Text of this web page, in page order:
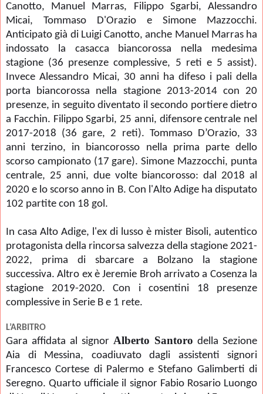
Canotto, Manuel Marras, Filippo Sgarbi, Alessandro
Micai, Tommaso D'Orazio e Simone Mazzocchi.
Anticipato già di Luigi Canotto, anche Manuel Marras ha
indossato la casacca biancorossa nella medesima
stagione (36 presenze complessive, 5 reti e 5 assist).
Invece Alessandro Micai, 30 anni ha difeso i pali della
porta biancorossa nella stagione 2013-2014 con 20
presenze, in seguito diventato il secondo portiere dietro
a Facchin. Filippo Sgarbi, 25 anni, difensore centrale nel
2017-2018 (36 gare, 2 reti). Tommaso D’Orazio, 33
anni terzino, in biancorosso nella prima parte dello
scorso campionato (17 gare). Simone Mazzocchi, punta
centrale, 25 anni, due volte biancorosso: dal 2018 al
2020 e lo scorso anno in B. Con l'Alto Adige ha disputato
102 partite con 18 gol.
In casa Alto Adige, l'ex di lusso è mister Bisoli, autentico
protagonista della rincorsa salvezza della stagione 2021-
2022, prima di sbarcare a Bolzano la stagione
successiva. Altro ex è Jeremie Broh arrivato a Cosenza la
stagione 2019-2020. Con i cosentini 18 presenze
complessive in Serie B e 1 rete.
L’ARBITRO
Gara affidata al signor Alberto Santoro della Sezione
Aia di Messina, coadiuvato dagli assistenti signori
Francesco Cortese di Palermo e Stefano Galimberti di
Seregno. Quarto ufficiale il signor Fabio Rosario Luongo